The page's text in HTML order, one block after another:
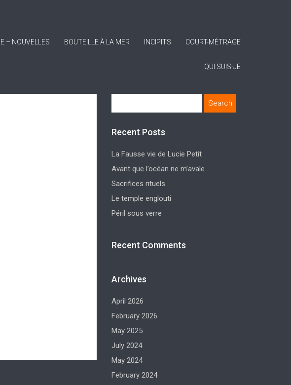
– NOUVELLES BOUTEILLE À LA MER INCIPITS COURT-MÉTRAGE
QUI SUIS-JE
for:
Recent Posts
La Fausse vie de Lucie Petit
Avant que l’océan ne m’avale
Sacrifices rituels
Le temple englouti
Péril sous verre
Recent Comments
Archives
April 2026
February 2026
May 2025
July 2024
May 2024
February 2024